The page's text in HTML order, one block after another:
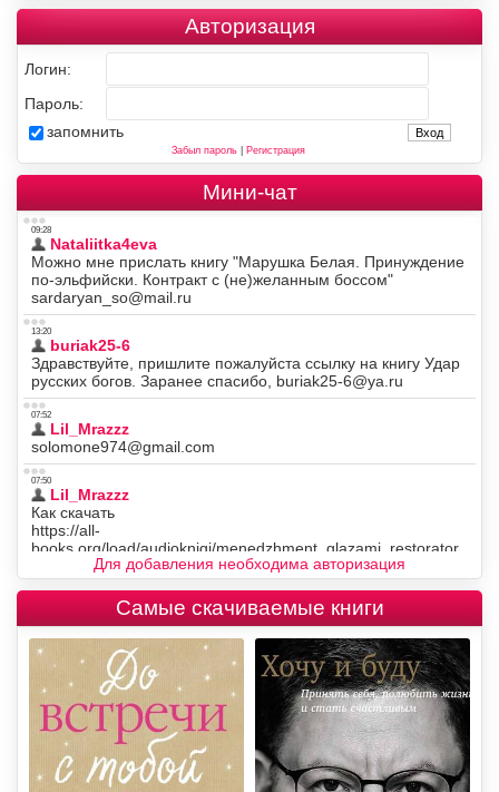
Авторизация
Логин:
Пароль:
запомнить
Забыл пароль| Регистрация
Мини-чат
Для добавления необходима авторизация
Самые скачиваемые книги